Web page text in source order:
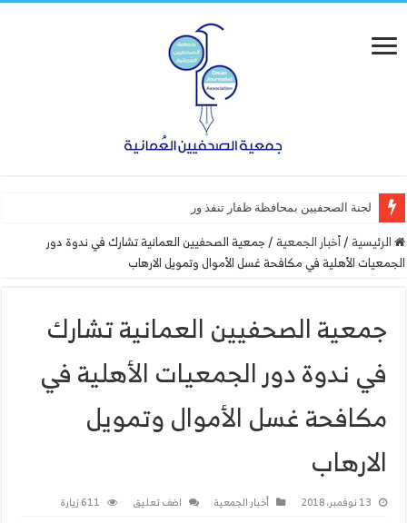
لجنة الصحفيين بمحافظة ظفار تنفذ ورشة عمل “أساسيا
الرئيسية /أخبار الجمعية /جمعية الصحفيين العمانية تشارك في ندوة دور
الجمعيات الأهلية في مكافحة غسل الأموال وتمويل الارهاب
جمعية الصحفيين العمانية تشارك
في ندوة دور الجمعيات الأهلية في
مكافحة غسل الأموال وتمويل
الارهاب
13 نوفمبر، 2018 أخبار الجمعية اضف تعليق 611 زيارة